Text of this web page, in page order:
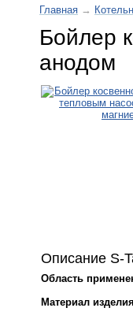
Главная →
Бойлер
анодом
Описание S-
Область
Материал